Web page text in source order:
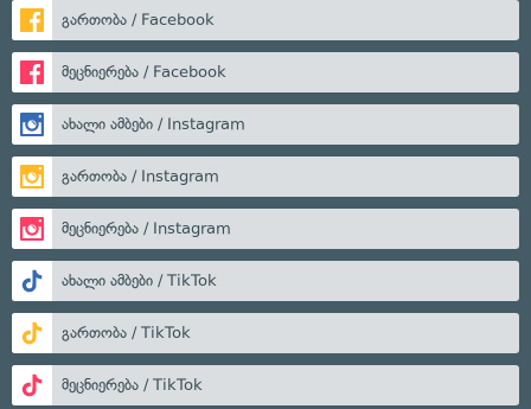
გართობა / Facebook
მეცნიერება / Facebook
ახალი ამბები / Instagram
გართობა / Instagram
მეცნიერება / Instagram
ახალი ამბები / TikTok
გართობა / TikTok
მეცნიერება / TikTok